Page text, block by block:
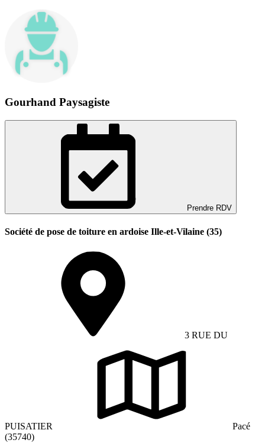
Gourhand Paysagiste
Prendre RDV
Société de pose de toiture en ardoise Ille-et-Vilaine (35)
3 RUE DU
PUISATIER
Pacé
(35740)